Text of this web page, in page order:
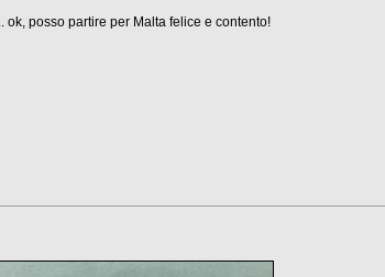
posso partire per Malta felice e contento!